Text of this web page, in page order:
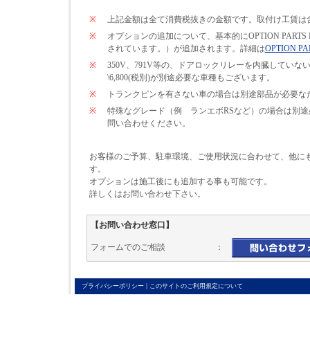
※
上記金額は全て消費税抜きの金額です。取付け工賃は
※
オプションの追加について、基本的にOPTION
されています。）が追加されます。詳細はOPTION
※
350V、791V等の、ドアロックリレーを内臓してい
\6,800(税別)が別途必要な車種もございます。
※
トランクピンを有さない車の場合は別途部品が必要な
※
特殊なグレード（例 ランエボRSなど）の場合は別
問い合わせください。
お客様のご予算、駐車環境、ご使用状況に合わせて、他に
す。
オプションは施工後にも追加する事も可能です。
詳しくはお問い合わせ下さい。
【お問い合わせ窓口】
フォームでのご相談 ：
プライバシーポリシー | このサイトのご利用規定について